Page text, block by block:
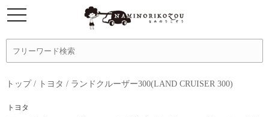
トップ/ トヨタ / ランドクルーザー300(LAND CRUISER 300)
トヨタ